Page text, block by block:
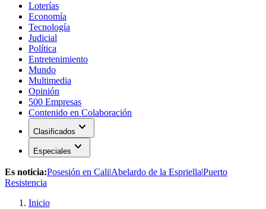
Loterías
Economía
Tecnología
Judicial
Política
Entretenimiento
Mundo
Multimedia
Opinión
500 Empresas
Contenido en Colaboración
Clasificados expand_more
Especiales expand_more
Es noticia:Posesión en Cali|Abelardo de la Espriella|Puerto
Resistencia
Inicio